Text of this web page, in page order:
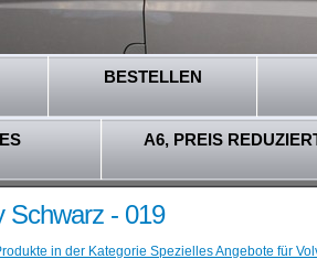
BESTELLEN
A6, PREIS
Schwarz - 019
in der Kategorie Spezielles Angebote für